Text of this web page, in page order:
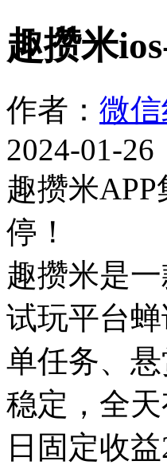
趣攒米
作者： 微
2024-01-26
趣攒米
停！
趣攒米是
试玩平台
单任务、
稳定，全
日固定收